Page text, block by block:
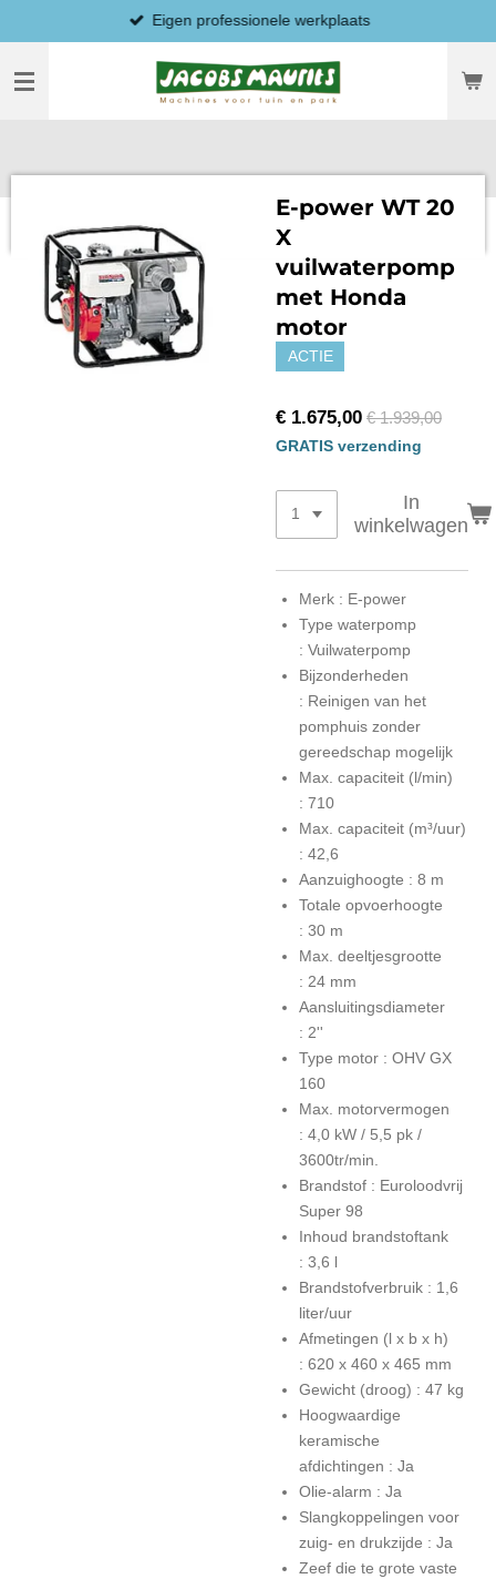
direct
naar
hoofdinhoud
Eigen professionele werkplaats
E-power WT 20
X
vuilwaterpomp
met Honda
motor
ACTIE
€ 1.675,00 € 1.939,00
GRATIS verzending
In
winkelwagen
Merk : E-power
Type waterpomp
: Vuilwaterpomp
Bijzonderheden
: Reinigen van het
pomphuis zonder
gereedschap mogelijk
Max. capaciteit (l/min)
: 710
Max. capaciteit (m³/uur)
: 42,6
Aanzuighoogte : 8 m
Totale opvoerhoogte
: 30 m
Max. deeltjesgrootte
: 24 mm
Aansluitingsdiameter
: 2''
Type motor : OHV GX
160
Max. motorvermogen
: 4,0 kW / 5,5 pk /
3600tr/min.
Brandstof : Euroloodvrij
Super 98
Inhoud brandstoftank
: 3,6 l
Brandstofverbruik : 1,6
liter/uur
Afmetingen (l x b x h)
: 620 x 460 x 465 mm
Gewicht (droog) : 47 kg
Hoogwaardige
keramische
afdichtingen : Ja
Olie-alarm : Ja
Slangkoppelingen voor
zuig- en drukzijde : Ja
Zeef die te grote vaste